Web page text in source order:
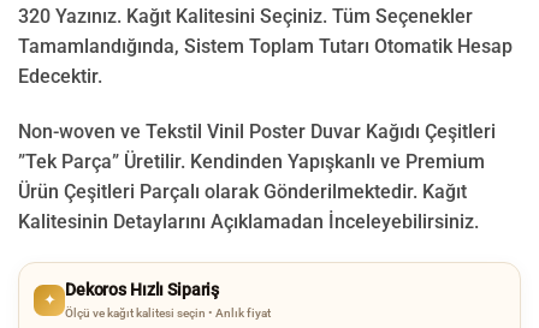
320 Yazınız. Kağıt Kalitesini Seçiniz. Tüm Seçenekler
Tamamlandığında, Sistem Toplam Tutarı Otomatik Hesap
Edecektir.
Non-woven ve Tekstil Vinil Poster Duvar Kağıdı Çeşitleri
”Tek Parça” Üretilir. Kendinden Yapışkanlı ve Premium
Ürün Çeşitleri Parçalı olarak Gönderilmektedir. Kağıt
Kalitesinin Detaylarını Açıklamadan İnceleyebilirsiniz.
✦
Dekoros Hızlı Sipariş
Ölçü ve kağıt kalitesi seçin • Anlık fiyat